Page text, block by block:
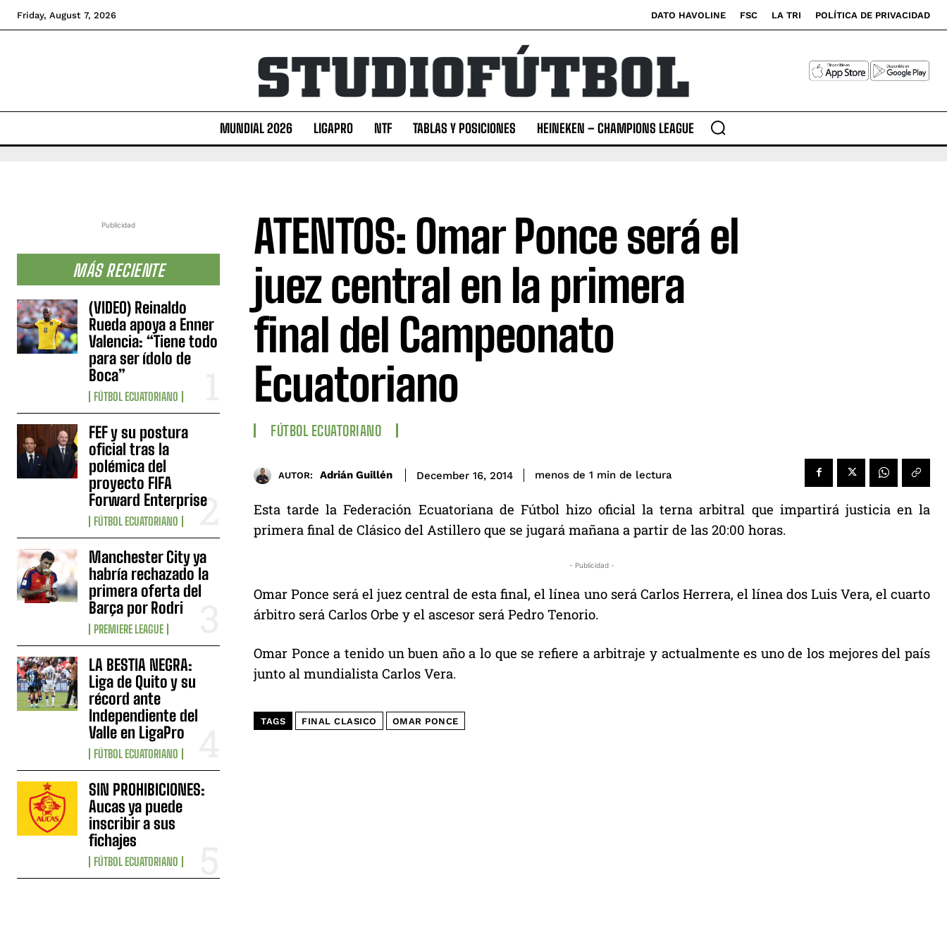
Friday, August 7, 2026 DATO HAVOLINE FSC LA TRI POLÍTICA DE PRIVACIDAD
MUNDIAL 2026 LIGAPRO NTF TABLAS Y POSICIONES HEINEKEN – CHAMPIONS LEAGUE
Publicidad
MÁS RECIENTE
(VIDEO) Reinaldo
Rueda apoya a Enner
Valencia: “Tiene todo
para ser ídolo de
Boca”
FÚTBOL ECUATORIANO
FEF y su postura
oficial tras la
polémica del
proyecto FIFA
Forward Enterprise
FÚTBOL ECUATORIANO
Manchester City ya
habría rechazado la
primera oferta del
Barça por Rodri
PREMIERE LEAGUE
LA BESTIA NEGRA:
Liga de Quito y su
récord ante
Independiente del
Valle en LigaPro
FÚTBOL ECUATORIANO
SIN PROHIBICIONES:
Aucas ya puede
inscribir a sus
fichajes
FÚTBOL ECUATORIANO
ATENTOS: Omar Ponce será el
juez central en la primera
final del Campeonato
Ecuatoriano
FÚTBOL ECUATORIANO
AUTOR: Adrián Guillén December 16, 2014 menos de 1 min de lectura
Esta tarde la Federación Ecuatoriana de Fútbol hizo oficial la terna arbitral que impartirá justicia en la
primera final de Clásico del Astillero que se jugará mañana a partir de las 20:00 horas.
- Publicidad -
Omar Ponce será el juez central de esta final, el línea uno será Carlos Herrera, el línea dos Luis Vera, el cuarto
árbitro será Carlos Orbe y el ascesor será Pedro Tenorio.
Omar Ponce a tenido un buen año a lo que se refiere a arbitraje y actualmente es uno de los mejores del país
junto al mundialista Carlos Vera.
TAGS FINAL CLASICO OMAR PONCE